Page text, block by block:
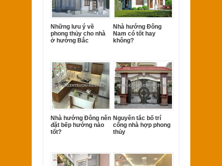
Những lưu ý về
phong thủy cho nhà
ở hướng Bắc
Nhà hướng Đông
Nam có tốt hay
không?
Nhà hướng Đông nên
đặt bếp hướng nào
tốt?
Nguyên tắc bố trí
cổng nhà hợp phong
thủy